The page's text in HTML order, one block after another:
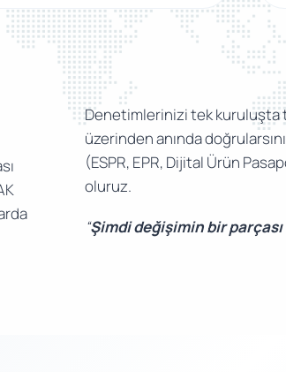
Denetimlerinizi tek kuruluşta
üzerinden anında
(ESPR, EPR, Dijital Ürün
oluruz.
“Şimdi değişimin bir